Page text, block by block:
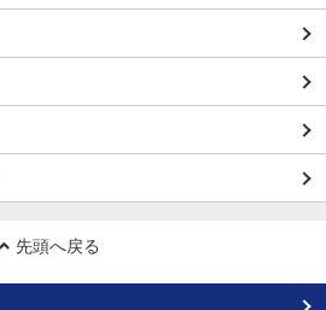
先頭へ戻る